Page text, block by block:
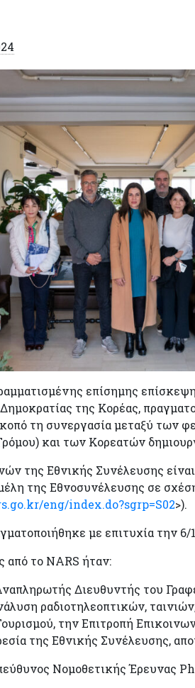
επίσημης
της Κορέας,
τη συνεργασία μεταξύ των
και των Κορεατών
της Εθνικής Συνέλευσης
της Εθνοσυνέλευσης σε
eng/index.do?sgrp=S02>).
με επιτυχία την
από το NARS ήταν:
Διευθυντής του
ραδιοτηλεοπτικών,
την Επιτροπή
της Εθνικής Συνέλευσης,
Νομοθετικής Έρευνας